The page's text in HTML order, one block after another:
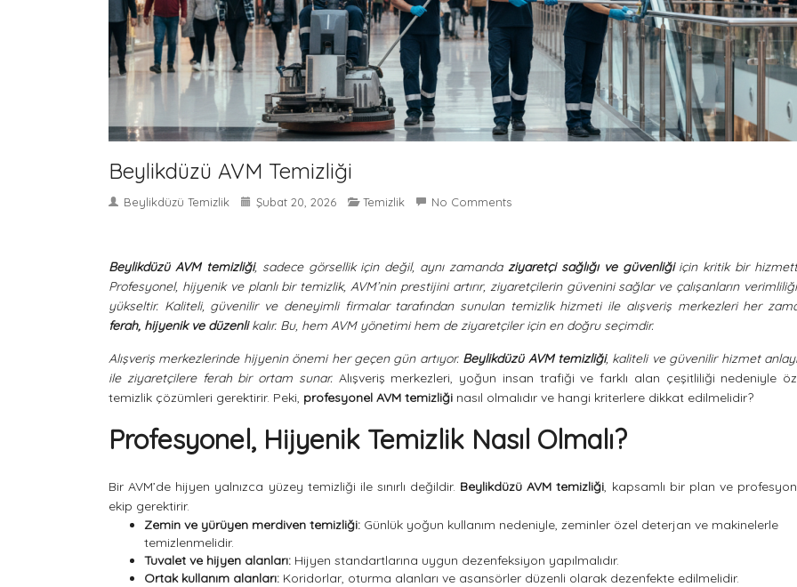
Beylikdüzü AVM Temizliği
Beylikdüzü Temizlik Şubat 20, 2026 Temizlik No Comments
Beylikdüzü AVM temizliği, sadece görsellik için değil, aynı zamanda ziyaretçi sağlığı ve güvenliğiiçin kritik bir
Profesyonel, hijyenik ve planlı bir temizlik, AVM’nin prestijini artırır, ziyaretçilerin güvenini sağlar ve çalışanların
yükseltir. Kaliteli, güvenilir ve deneyimli firmalar tarafından sunulan temizlik hizmeti ile alışveriş merkezleri her
ferah, hijyenik ve düzenlikalır. Bu, hem AVM yönetimi hem de ziyaretçiler için en doğru seçimdir.
Alışveriş merkezlerinde hijyenin önemi her geçen gün artıyor. Beylikdüzü AVM temizliği, kaliteli ve güvenilir hizmet
ile ziyaretçilere ferah bir ortam sunar. Alışveriş merkezleri, yoğun insan trafiği ve farklı alan çeşitliliği nedeniyle
temizlik çözümleri gerektirir. Peki, profesyonel AVM temizliği nasıl olmalıdır ve hangi kriterlere dikkat edilmelidir?
Profesyonel, Hijyenik Temizlik Nasıl Olmalı?
Bir AVM’de hijyen yalnızca yüzey temizliği ile sınırlı değildir. Beylikdüzü AVM temizliği, kapsamlı bir plan ve
ekip gerektirir.
Zemin ve yürüyen merdiven temizliği: Günlük yoğun kullanım nedeniyle, zeminler özel deterjan ve makinelerle
temizlenmelidir.
Tuvalet ve hijyen alanları: Hijyen standartlarına uygun dezenfeksiyon yapılmalıdır.
Ortak kullanım alanları: Koridorlar, oturma alanları ve asansörler düzenli olarak dezenfekte edilmelidir.